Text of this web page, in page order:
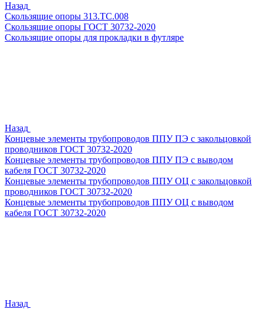
Назад
Скользящие опоры 313.ТС.008
Скользящие опоры ГОСТ 30732-2020
Скользящие опоры для прокладки в футляре
Назад
Концевые элементы трубопроводов ППУ ПЭ с закольцовкой
проводников ГОСТ 30732-2020
Концевые элементы трубопроводов ППУ ПЭ с выводом
кабеля ГОСТ 30732-2020
Концевые элементы трубопроводов ППУ ОЦ с закольцовкой
проводников ГОСТ 30732-2020
Концевые элементы трубопроводов ППУ ОЦ с выводом
кабеля ГОСТ 30732-2020
Назад